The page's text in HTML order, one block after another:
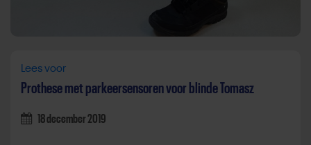
Lees voor
Prothese met parkeersensoren voor blinde Tomasz
18 december 2019